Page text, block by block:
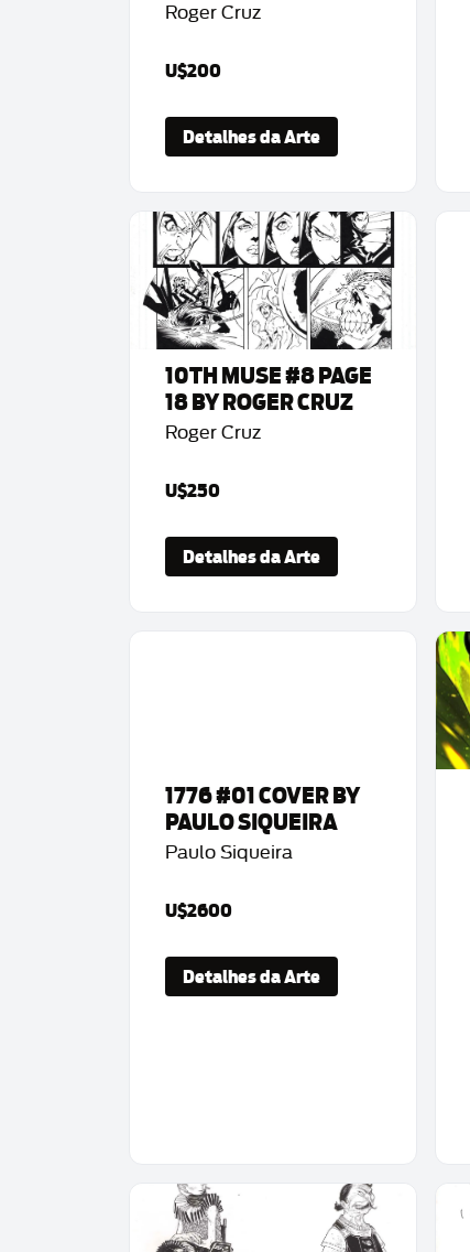
Roger Cruz
U$200
Detalhes da Arte
10TH MUSE #8 PAGE
18 BY ROGER CRUZ
Roger Cruz
U$250
Detalhes da Arte
1776 #01 COVER BY
PAULO SIQUEIRA
Paulo Siqueira
U$2600
Detalhes da Arte